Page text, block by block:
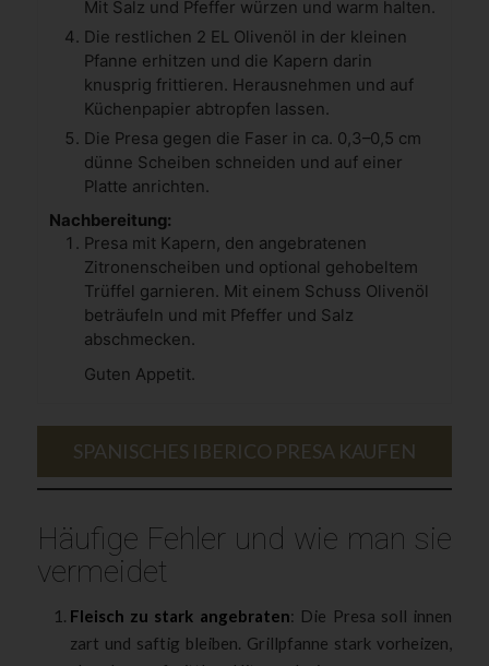
Mit Salz und Pfeffer würzen und warm halten.
Die restlichen 2 EL Olivenöl in der kleinen
Pfanne erhitzen und die Kapern darin
knusprig frittieren. Herausnehmen und auf
Küchenpapier abtropfen lassen.
Die Presa gegen die Faser in ca. 0,3–0,5 cm
dünne Scheiben schneiden und auf einer
Platte anrichten.
Nachbereitung:
Presa mit Kapern, den angebratenen
Zitronenscheiben und optional gehobeltem
Trüffel garnieren. Mit einem Schuss Olivenöl
beträufeln und mit Pfeffer und Salz
abschmecken.
Guten Appetit.
SPANISCHES IBERICO PRESA KAUFEN
Häufige Fehler und wie man sie
vermeidet
Fleisch zu stark angebraten: Die Presa soll innen
zart und saftig bleiben. Grillpfanne stark vorheizen,